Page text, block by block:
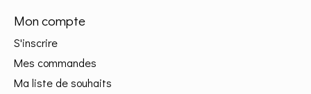
Mon compte
S'inscrire
Mes commandes
Ma liste de souhaits